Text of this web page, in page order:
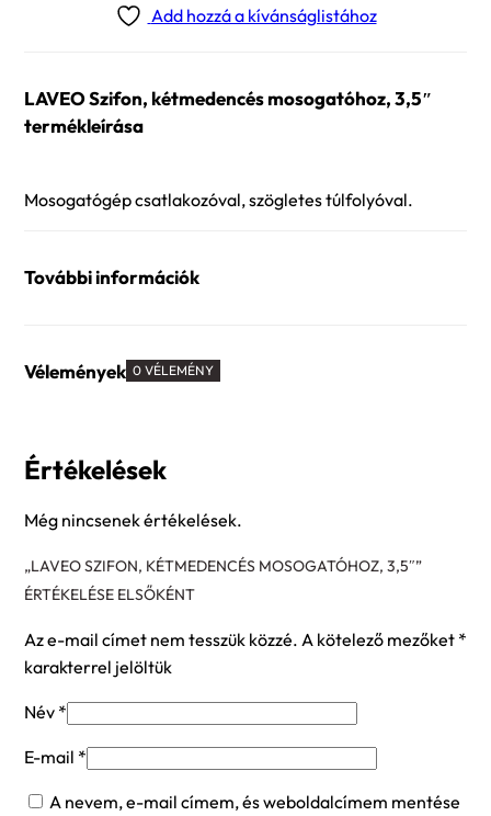
mosogatóhoz,
Add hozzá a kívánságlistához
LAVEO Szifon, kétmedencés mosogatóhoz, 3,5″
termékleírása
Mosogatógép csatlakozóval, szögletes túlfolyóval.
További információk
Vélemények 0 VÉLEMÉNY
Értékelések
Még nincsenek értékelések.
„LAVEO SZIFON, KÉTMEDENCÉS MOSOGATÓHOZ, 3,5″”
ÉRTÉKELÉSE ELSŐKÉNT
Az e-mail címet nem tesszük közzé. A kötelező mezőket *
karakterrel jelöltük
Név *
E-mail *
A nevem, e-mail címem, és weboldalcímem mentése